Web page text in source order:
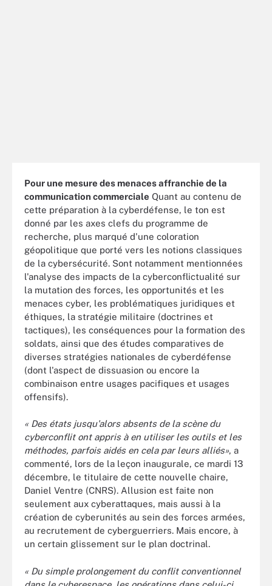
Pour une mesure des menaces affranchie de la
communication commerciale Quant au contenu de
cette préparation à la cyberdéfense, le ton est
donné par les axes clefs du programme de
recherche, plus marqué d'une coloration
géopolitique que porté vers les notions classiques
de la cybersécurité. Sont notamment mentionnées
l'analyse des impacts de la cyberconflictualité sur
la mutation des forces, les opportunités et les
menaces cyber, les problématiques juridiques et
éthiques, la stratégie militaire (doctrines et
tactiques), les conséquences pour la formation des
soldats, ainsi que des études comparatives de
diverses stratégies nationales de cyberdéfense
(dont l'aspect de dissuasion ou encore la
combinaison entre usages pacifiques et usages
offensifs).
« Des états jusqu'alors absents de la scène du
cyberconflit ont appris à en utiliser les outils et les
méthodes, parfois aidés en cela par leurs alliés», a
commenté, lors de la leçon inaugurale, ce mardi 13
décembre, le titulaire de cette nouvelle chaire,
Daniel Ventre (CNRS). Allusion est faite non
seulement aux cyberattaques, mais aussi à la
création de cyberunités au sein des forces armées,
au recrutement de cyberguerriers. Mais encore, à
un certain glissement sur le plan doctrinal.
« Du simple prolongement du conflit conventionnel